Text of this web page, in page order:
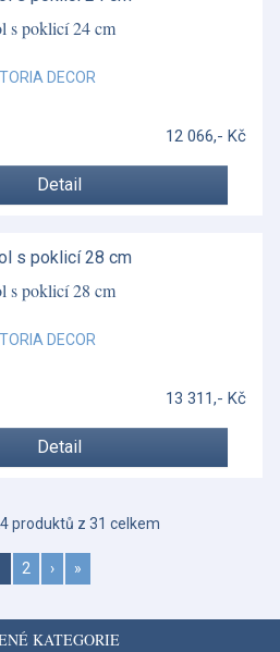
s poklicí 24 cm
DECOR
12 066,- Kč
Detail
s poklicí 28 cm
DECOR
13 311,- Kč
Detail
produktů z 31 celkem
2 › »
KATEGORIE